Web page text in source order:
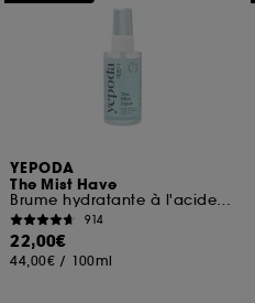
YEPODA
The Mist Have
Brume hydratante à l'acide hyaluronique et à la lavande
914
22,00€
44,00€ / 100ml